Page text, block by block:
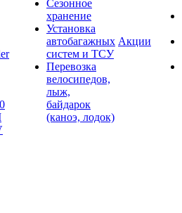
Сезонное
хранение
Установка
автобагажных
систем и ТСУ
Перевозка
велосипедов,
лыж,
байдарок
(каноэ, лодок)
Акции